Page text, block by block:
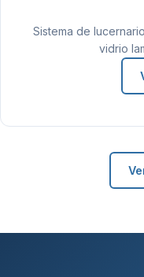
Sistema de
vidrio